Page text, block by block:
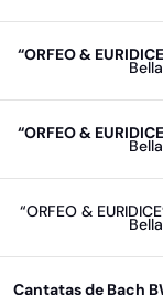
“ORFEO &
“ORFEO &
“ORFEO &
Cantatas de Bach